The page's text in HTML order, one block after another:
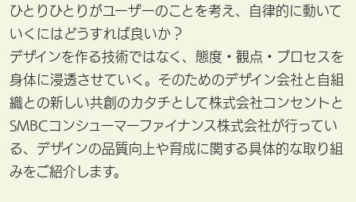
ひとりひとりがユーザーのことを考え、自律的に動いて
いくにはどうすれば良いか？
デザインを作る技術ではなく、態度・観点・プロセスを
身体に浸透させていく。そのためのデザイン会社と自組
織との新しい共創のカタチとして株式会社コンセントと
SMBCコンシューマーファイナンス株式会社が行ってい
る、デザインの品質向上や育成に関する具体的な取り組
みをご紹介します。